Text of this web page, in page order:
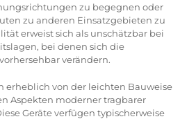
zu begegnen oder
zu anderen Einsatzgebieten zu
erweist sich als unschätzbar bei
bei denen sich die
verändern.
erheblich von der leichten Bauweise
Aspekten moderner tragbarer
Geräte verfügen typischerweise